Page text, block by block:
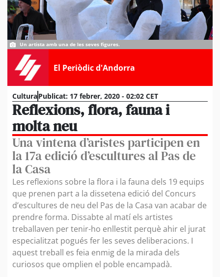
Un artista amb una de les seves figures.
El Periòdic d'Andorra
CulturaPublicat: 17 febrer, 2020 - 02:02 CET
Reflexions, flora, fauna i
molta neu
Una vintena d’aristes participen en
la 17a edició d’escultures al Pas de
la Casa
Les reflexions sobre la flora i la fauna dels 19 equips
que prenen part a la dissetena edició del Concurs
d’escultures de neu del Pas de la Casa van acabar de
prendre forma. Dissabte al matí els artistes
treballaven per tenir-ho enllestit perquè ahir el jurat
especialitzat pogués fer les seves deliberacions. I
aquest treball es feia enmig de la mirada dels
curiosos que omplien el poble encampadà.